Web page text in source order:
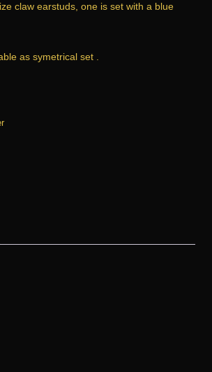
claw earstuds, one is set with a blue
as symetrical set .